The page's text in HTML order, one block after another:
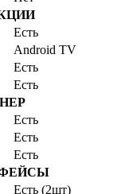
Есть
Android TV
Есть
Есть
Есть
Есть
Есть
Есть (2шт)